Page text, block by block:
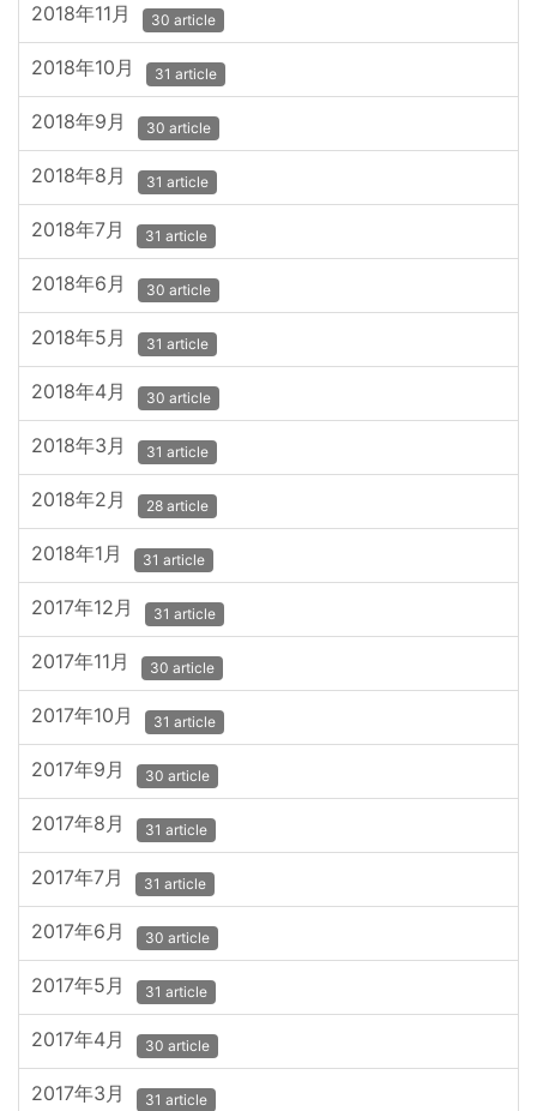
2018年11月 30 article
2018年10月 31 article
2018年9月 30 article
2018年8月 31 article
2018年7月 31 article
2018年6月 30 article
2018年5月 31 article
2018年4月 30 article
2018年3月 31 article
2018年2月 28 article
2018年1月 31 article
2017年12月 31 article
2017年11月 30 article
2017年10月 31 article
2017年9月 30 article
2017年8月 31 article
2017年7月 31 article
2017年6月 30 article
2017年5月 31 article
2017年4月 30 article
2017年3月 31 article